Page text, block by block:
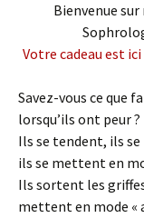
Bienvenue
Votre cadeau est ici
Savez-vous ce que
lorsqu’ils ont peur ?
Ils se tendent, ils
ils se mettent en
Ils sortent les
mettent en mode «